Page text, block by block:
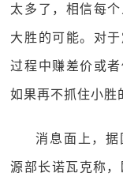
太多了，相信每
大胜的可能。对
过程中赚差价或
如果再不抓住小胜
消息面上，
源部长诺瓦克称